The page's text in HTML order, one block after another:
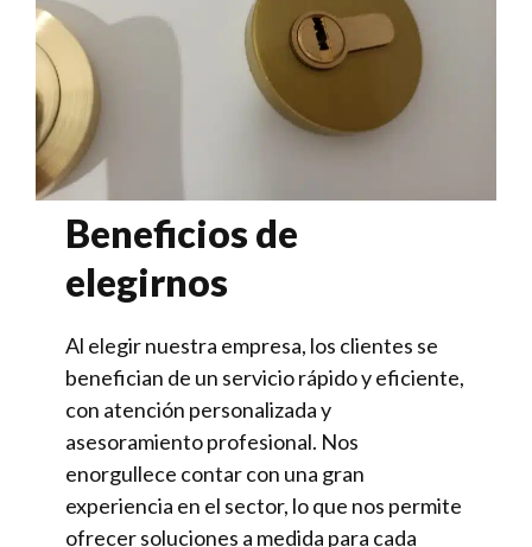
Beneficios de
elegirnos
Al elegir nuestra empresa, los clientes se
benefician de un servicio rápido y eficiente,
con atención personalizada y
asesoramiento profesional. Nos
enorgullece contar con una gran
experiencia en el sector, lo que nos permite
ofrecer soluciones a medida para cada